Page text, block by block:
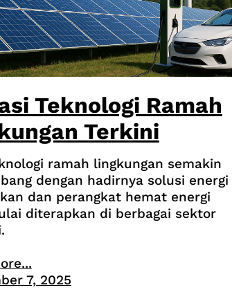
Teknologi Ramah
Terkini
ramah lingkungan semakin
dengan hadirnya solusi energi
dan perangkat hemat energi
diterapkan di berbagai sektor
7, 2025